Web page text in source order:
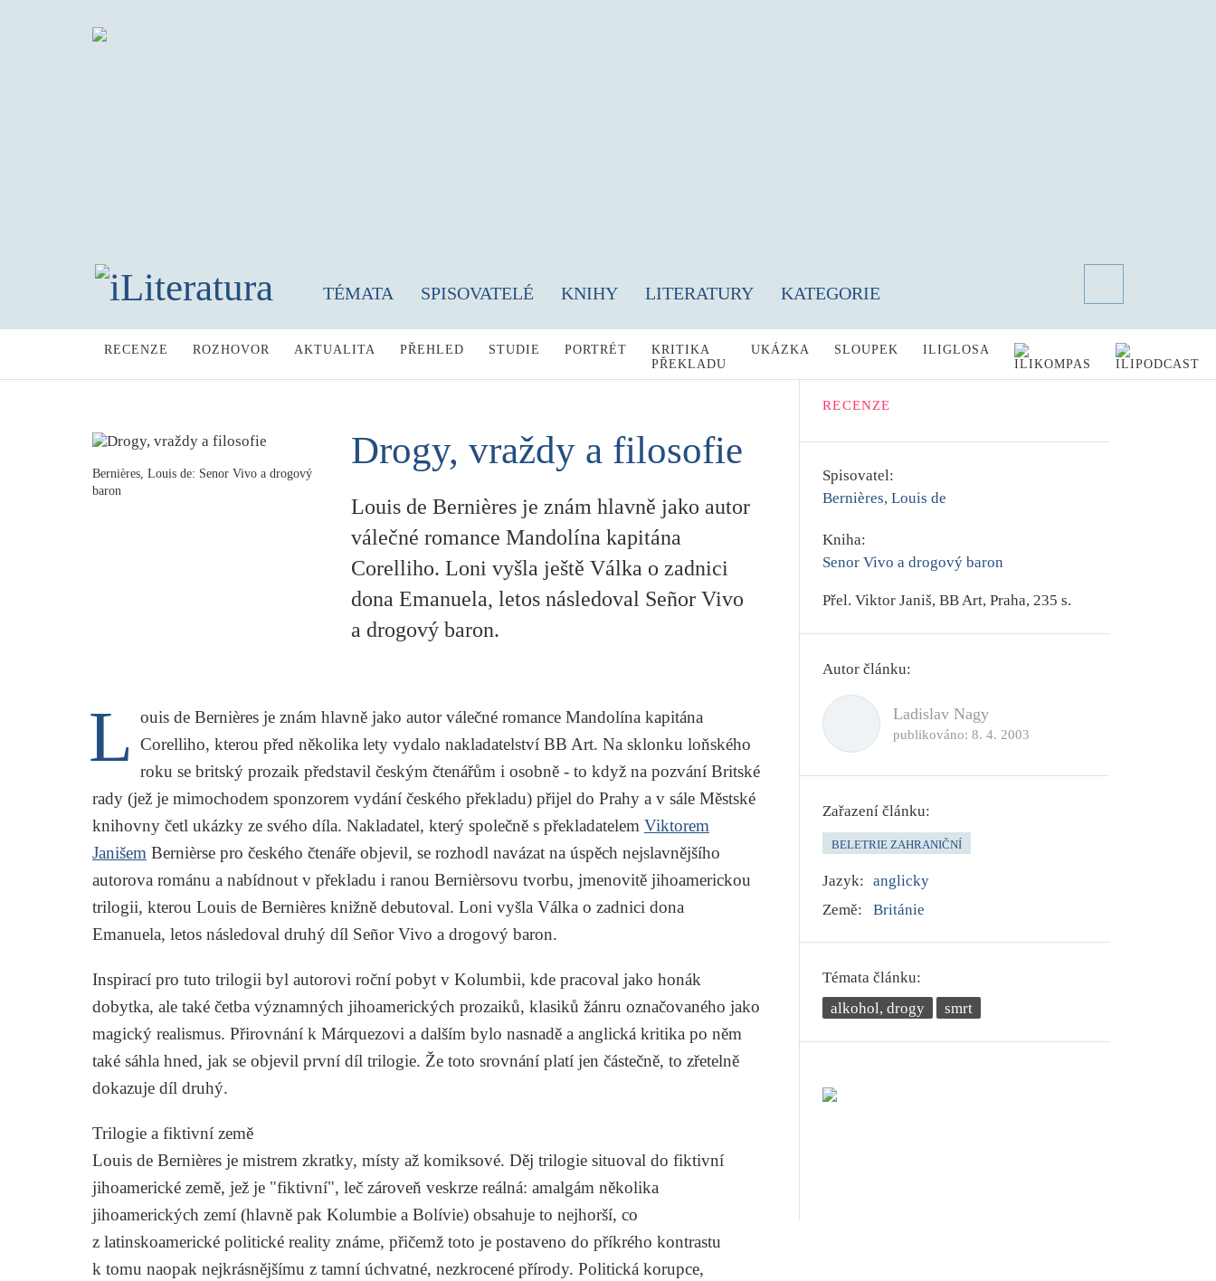
TÉMATA SPISOVATELÉ KNIHY LITERATURY KATEGORIE
RECENZE ROZHOVOR AKTUALITA PŘEHLED STUDIE PORTRÉT
KRITIKA
PŘEKLADU
UKÁZKA SLOUPEK ILIGLOSA
Bernières, Louis de: Senor Vivo a drogový
baron
Drogy, vraždy a filosofie
Louis de Bernières je znám hlavně jako autor
válečné romance Mandolína kapitána
Corelliho. Loni vyšla ještě Válka o zadnici
dona Emanuela, letos následoval Señor Vivo
a drogový baron.
L ouis de Bernières je znám hlavně jako autor válečné romance Mandolína kapitána
Corelliho, kterou před několika lety vydalo nakladatelství BB Art. Na sklonku loňského
roku se britský prozaik představil českým čtenářům i osobně - to když na pozvání Britské
rady (jež je mimochodem sponzorem vydání českého překladu) přijel do Prahy a v sále Městské
knihovny četl ukázky ze svého díla. Nakladatel, který společně s překladatelem Viktorem
Janišem Bernièrse pro českého čtenáře objevil, se rozhodl navázat na úspěch nejslavnějšího
autorova románu a nabídnout v překladu i ranou Bernièrsovu tvorbu, jmenovitě jihoamerickou
trilogii, kterou Louis de Bernières knižně debutoval. Loni vyšla Válka o zadnici dona
Emanuela, letos následoval druhý díl Señor Vivo a drogový baron.
Inspirací pro tuto trilogii byl autorovi roční pobyt v Kolumbii, kde pracoval jako honák
dobytka, ale také četba významných jihoamerických prozaiků, klasiků žánru označovaného jako
magický realismus. Přirovnání k Márquezovi a dalším bylo nasnadě a anglická kritika po něm
také sáhla hned, jak se objevil první díl trilogie. Že toto srovnání platí jen částečně, to zřetelně
dokazuje díl druhý.
Trilogie a fiktivní země
Louis de Bernières je mistrem zkratky, místy až komiksové. Děj trilogie situoval do fiktivní
jihoamerické země, jež je "fiktivní", leč zároveň veskrze reálná: amalgám několika
jihoamerických zemí (hlavně pak Kolumbie a Bolívie) obsahuje to nejhorší, co
z latinskoamerické politické reality známe, přičemž toto je postaveno do příkrého kontrastu
k tomu naopak nejkrásnějšímu z tamní úchvatné, nezkrocené přírody. Politická korupce,
RECENZE
Spisovatel:
Bernières, Louis de
Kniha:
Senor Vivo a drogový baron
Přel. Viktor Janiš, BB Art, Praha, 235 s.
Autor článku:
Ladislav Nagy
publikováno:8. 4. 2003
Zařazení článku:
BELETRIE ZAHRANIČNÍ
Jazyk: anglicky
Země:
Británie
Témata článku:
alkohol, drogy
smrt